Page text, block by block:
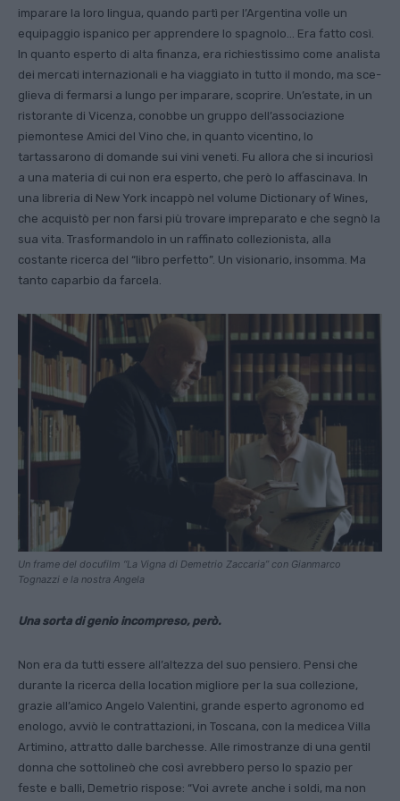
imparare la loro lingua, quando partì per l’Argentina volle un
equipaggio ispanico per apprendere lo spagnolo… Era fatto così.
In quanto esperto di alta finanza, era ri­chiestissimo come analista
dei mercati in­ternazionali e ha viaggiato in tutto il mondo, ma sce­
glieva di fermarsi a lungo per imparare, scoprire. Un’estate, in un
ristoran­te di Vicenza, conobbe un gruppo dell’associazione
piemontese Amici del Vino che, in quanto vicentino, lo
tartassarono di domande sui vini veneti. Fu allora che si incuriosì
a una ma­teria di cui non era esperto, che però lo affascinava. In
una libreria di New York incappò nel volume Dictio­nary of Wines,
che acquistò per non farsi più trovare impreparato e che segnò la
sua vita. Trasformandolo in un raffinato collezionista, alla
costante ricerca del “libro perfetto”. Un visionario, insomma. Ma
tanto caparbio da farcela.
Un frame del docufilm “La Vigna di Demetrio Zaccaria” con Gianmarco
Tognazzi e la nostra Angela
Una sorta di genio incompreso, però.
Non era da tutti essere all’altezza del suo pensiero. Pensi che
durante la ricerca della location migliore per la sua collezione,
grazie all’amico Angelo Valentini, grande esperto agronomo ed
enologo, avviò le contrat­tazioni, in Toscana, con la medicea Villa
Artimino, attratto dalle barchesse. Alle rimostranze di una gentil
donna che sottolineò che così avrebbero perso lo spazio per
feste e balli, Demetrio rispose: “Voi avrete anche i soldi, ma non